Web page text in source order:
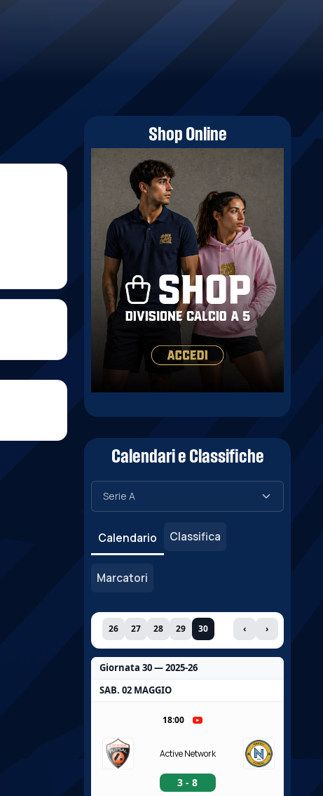
Shop Online
Calendari e Classifiche
Calendario Classifica
Marcatori
26 27 28 29 30 ‹ ›
Giornata 30 — 2025-26
SAB. 02 MAGGIO
18:00
Active Network
3 - 8